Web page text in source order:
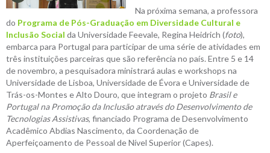
Na próxima semana, a professora
do Programa de Pós-Graduação em Diversidade Cultural e
Inclusão Social da Universidade Feevale, Regina Heidrich (foto),
embarca para Portugal para participar de uma série de atividades em
três instituições parceiras que são referência no país. Entre 5 e 14
de novembro, a pesquisadora ministrará aulas e workshops na
Universidade de Lisboa, Universidade de Évora e Universidade de
Trás-os-Montes e Alto Douro, que integram o projeto Brasil e
Portugal na Promoção da Inclusão através do Desenvolvimento de
Tecnologias Assistivas, financiado Programa de Desenvolvimento
Acadêmico Abdias Nascimento, da Coordenação de
Aperfeiçoamento de Pessoal de Nível Superior (Capes).